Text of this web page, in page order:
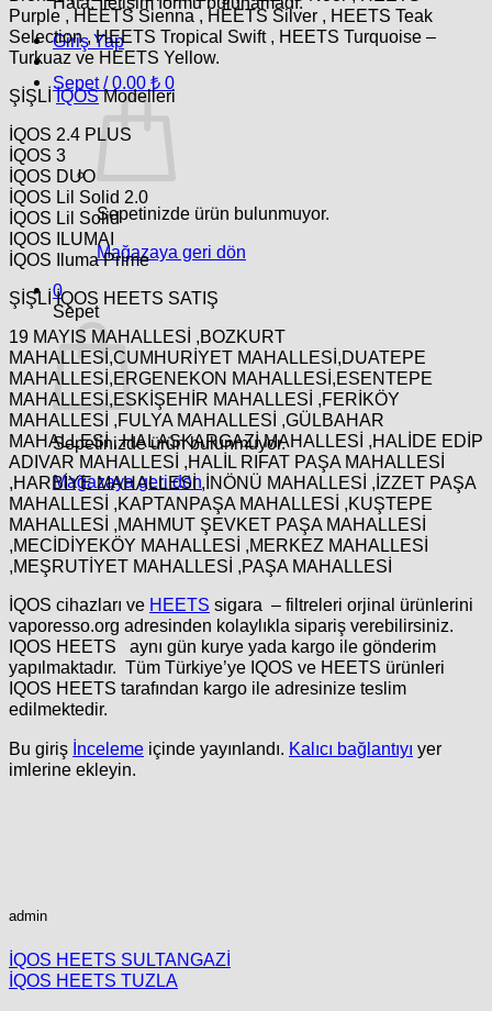
Giriş Yap
Sepet /0.00 ₺ 0
Sepetinizde ürün bulunmuyor.
Mağazaya geri dön
0
Sepet
Sepetinizde ürün bulunmuyor.
Mağazaya geri dön
Purple , HEETS Sienna , HEETS Silver , HEETS Teak
Selection , HEETS Tropical Swift , HEETS Turquoise –
Turkuaz ve HEETS Yellow.
ŞİŞLİİQOSModelleri
İQOS 2.4 PLUS
İQOS 3
İQOS DUO
İQOS Lil Solid 2.0
İQOS Lil Solid
IQOS ILUMAI
İQOS Iluma Prime
ŞİŞLİ İQOS HEETS SATIŞ
19 MAYIS MAHALLESİ ,BOZKURT
MAHALLESİ,CUMHURİYET MAHALLESİ,DUATEPE
MAHALLESİ,ERGENEKON MAHALLESİ,ESENTEPE
MAHALLESİ,ESKİŞEHİR MAHALLESİ ,FERİKÖY
MAHALLESİ ,FULYA MAHALLESİ ,GÜLBAHAR
MAHALLESİ , HALASKARGAZİ MAHALLESİ ,HALİDE EDİP
ADIVAR MAHALLESİ ,HALİL RIFAT PAŞA MAHALLESİ
,HARBİYE MAHALLESİ ,İNÖNÜ MAHALLESİ ,İZZET PAŞA
MAHALLESİ ,KAPTANPAŞA MAHALLESİ ,KUŞTEPE
MAHALLESİ ,MAHMUT ŞEVKET PAŞA MAHALLESİ
,MECİDİYEKÖY MAHALLESİ ,MERKEZ MAHALLESİ
,MEŞRUTİYET MAHALLESİ ,PAŞA MAHALLESİ
İQOS cihazları ve HEETS sigara – filtreleri orjinal ürünlerini
vaporesso.org adresinden kolaylıkla sipariş verebilirsiniz.
IQOS HEETS aynı gün kurye yada kargo ile gönderim
yapılmaktadır. Tüm Türkiye’ye IQOS ve HEETS ürünleri
IQOS HEETS tarafından kargo ile adresinize teslim
edilmektedir.
Bu giriş İnceleme içinde yayınlandı. Kalıcı bağlantıyı yer
imlerine ekleyin.
admin
İQOS HEETS SULTANGAZİ
İQOS HEETS TUZLA